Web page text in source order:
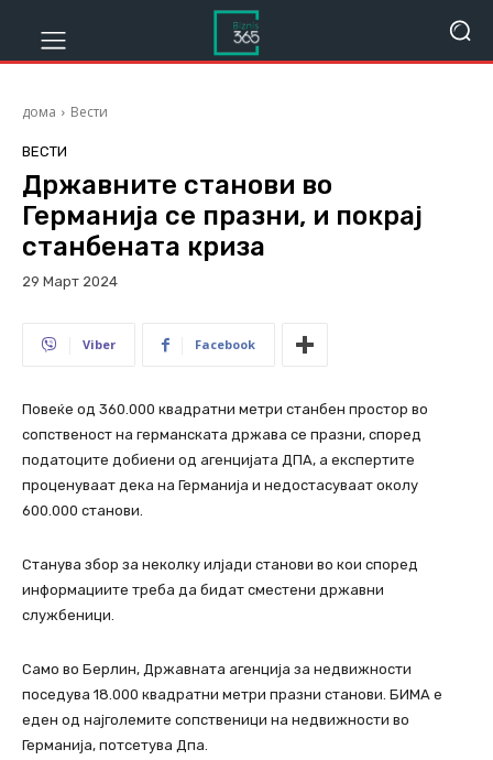
дома Вести
ВЕСТИ
Државните станови во
Германија се празни, и покрај
станбената криза
29 Март 2024
Viber Facebook
Повеќе од 360.000 квадратни метри станбен простор во
сопственост на германската држава се празни, според
податоците добиени од агенцијата ДПА, а експертите
проценуваат дека на Германија и недостасуваат околу
600.000 станови.
Станува збор за неколку илјади станови во кои според
информациите треба да бидат сместени државни
службеници.
Само во Берлин, Државната агенција за недвижности
поседува 18.000 квадратни метри празни станови. БИМА е
еден од најголемите сопственици на недвижности во
Германија, потсетува Дпа.